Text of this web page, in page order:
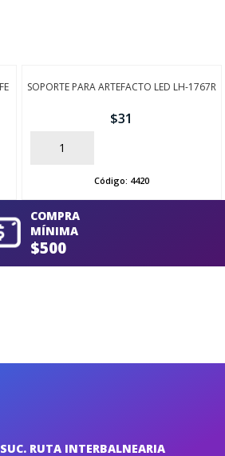
SOPORTE PARA ARTEFACTO LED LH-1767R
$31
AÑADIR
Código: 4420
COMPRA
MÍNIMA
$500
SUC. RUTA INTERBALNEARIA